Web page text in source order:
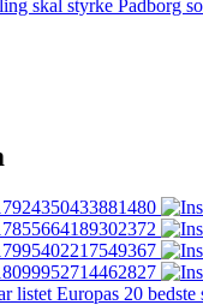
skal styrke Padborg
listet Europas 20 bedste